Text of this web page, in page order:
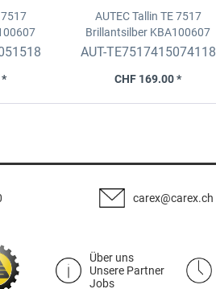
7517
Fix
*
AUTEC Tallin TE 7517
Brillantsilber KBA100607
7.5x17 ET41, 5x112, D.66.5
AUT-TE7517415074118
CHF 169.00 *
carex@carex.ch
Über uns
Unsere Partner
Jobs